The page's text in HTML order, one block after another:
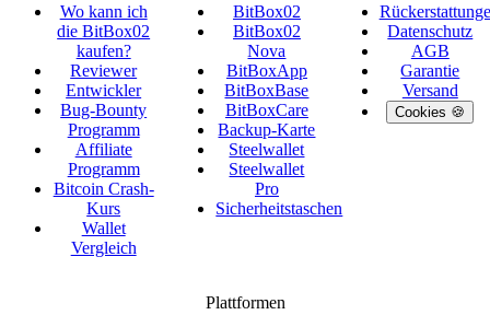
Wo kann ich
die BitBox02
kaufen?
Reviewer
Entwickler
Bug-Bounty
Programm
Affiliate
Programm
Bitcoin Crash-
Kurs
Wallet
Vergleich
BitBox02
BitBox02
Nova
BitBoxApp
BitBoxBase
BitBoxCare
Backup-Karte
Steelwallet
Steelwallet
Pro
Sicherheitstaschen
Datenschutz
AGB
Garantie
Versand
Cookies 🍪
Plattformen